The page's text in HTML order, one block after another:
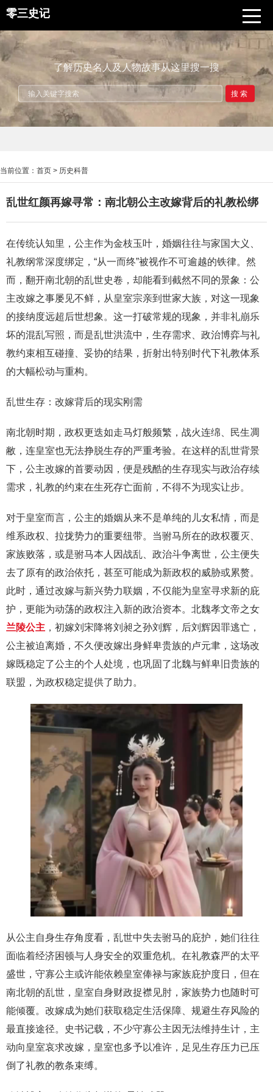
零三史记
了解历史名人及人物故事从这里搜一搜
搜索
当前位置： 首页 > 历史科普
乱世红颜再嫁寻常：南北朝公主改嫁背后的礼教松绑
在传统认知里，公主作为金枝玉叶，婚姻往往与家国大义、
礼教纲常深度绑定，“从一而终”被视作不可逾越的铁律。然
而，翻开南北朝的乱世史卷，却能看到截然不同的景象：公
主改嫁之事屡见不鲜，从皇室宗亲到世家大族，对这一现象
的接纳度远超后世想象。这一打破常规的现象，并非礼崩乐
坏的混乱写照，而是乱世洪流中，生存需求、政治博弈与礼
教约束相互碰撞、妥协的结果，折射出特别时代下礼教体系
的大幅松动与重构。
乱世生存：改嫁背后的现实刚需
南北朝时期，政权更迭如走马灯般频繁，战火连绵、民生凋
敝，连皇室也无法挣脱生存的严重考验。在这样的乱世背景
下，公主改嫁的首要动因，便是残酷的生存现实与政治存续
需求，礼教的约束在生死存亡面前，不得不为现实让步。
对于皇室而言，公主的婚姻从来不是单纯的儿女私情，而是
维系政权、拉拢势力的重要纽带。当驸马所在的政权覆灭、
家族败落，或是驸马本人因战乱、政治斗争离世，公主便失
去了原有的政治依托，甚至可能成为新政权的威胁或累赘。
此时，通过改嫁与新兴势力联姻，不仅能为皇室寻求新的庇
护，更能为动荡的政权注入新的政治资本。北魏孝文帝之女
兰陵公主 ，初嫁刘宋降将刘昶之孙刘辉，后刘辉因罪逃亡，
公主被迫离婚，不久便改嫁出身鲜卑贵族的卢元聿，这场改
嫁既稳定了公主的个人处境，也巩固了北魏与鲜卑旧贵族的
联盟，为政权稳定提供了助力。
从公主自身生存角度看，乱世中失去驸马的庇护，她们往往
面临着经济困顿与人身安全的双重危机。在礼教森严的太平
盛世，守寡公主或许能依赖皇室俸禄与家族庇护度日，但在
南北朝的乱世，皇室自身财政捉襟见肘，家族势力也随时可
能倾覆。改嫁成为她们获取稳定生活保障、规避生存风险的
最直接途径。史书记载，不少守寡公主因无法维持生计，主
动向皇室哀求改嫁，皇室也多予以准许，足见生存压力已压
倒了礼教的教条束缚。